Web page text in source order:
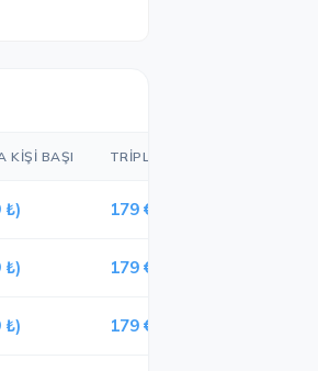
KIŞI BAŞI TRIPLE ODADA KIŞI BAŞI
₺) 179 € (10,559 ₺)
₺) 179 € (10,559 ₺)
₺) 179 € (10,559 ₺)